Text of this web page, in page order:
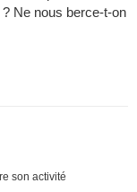
Ne nous berce-t-on
son activité